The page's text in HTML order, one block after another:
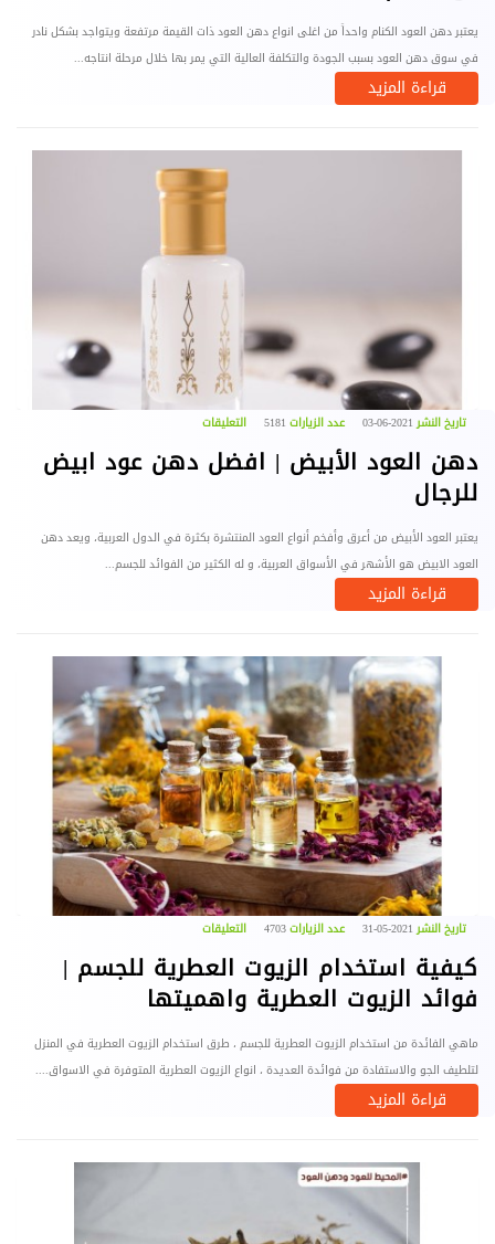
يعتبر دهن العود الكنام واحداً من اغلى انواع دهن العود ذات القيمة مرتفعة ويتواجد بشكل نادر
في سوق دهن العود بسبب الجودة والتكلفة العالية التي يمر بها خلال مرحلة انتاجه...
قراءة المزيد
تاريخ النشر2021-06-03 عدد الزيارات التعليقات
دهن العود الأبيض | افضل دهن عود ابيض
للرجال
يعتبر العود الأبيض من أعرق وأفخم أنواع العود المنتشرة بكثرة في الدول العربية، ويعد دهن
العود الابيض هو الأشهر في الأسواق العربية، و له الكثير من الفوائد للجسم...
قراءة المزيد
تاريخ النشر2021-05-31 عدد الزيارات التعليقات
كيفية استخدام الزيوت العطرية للجسم |
فوائد الزيوت العطرية واهميتها
ماهي الفائدة من استخدام الزيوت العطرية للجسم ، طرق استخدام الزيوت العطرية في المنزل
لتلطيف الجو والاستفادة من فوائدة العديدة ، انواع الزيوت العطرية المتوفرة في الاسواق....
قراءة المزيد